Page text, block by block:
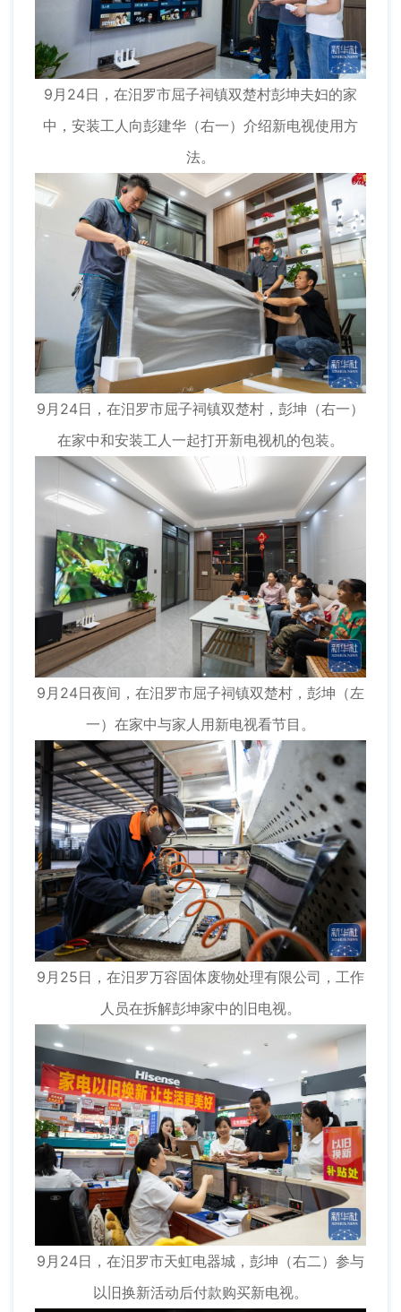
9月24日，在汨罗市屈子祠镇双楚村彭坤夫妇的家
中，安装工人向彭建华（右一）介绍新电视使用方
法。
9月24日，在汨罗市屈子祠镇双楚村，彭坤（右一）
在家中和安装工人一起打开新电视机的包装。
9月24日夜间，在汨罗市屈子祠镇双楚村，彭坤（左
一）在家中与家人用新电视看节目。
9月25日，在汨罗万容固体废物处理有限公司，工作
人员在拆解彭坤家中的旧电视。
9月24日，在汨罗市天虹电器城，彭坤（右二）参与
以旧换新活动后付款购买新电视。